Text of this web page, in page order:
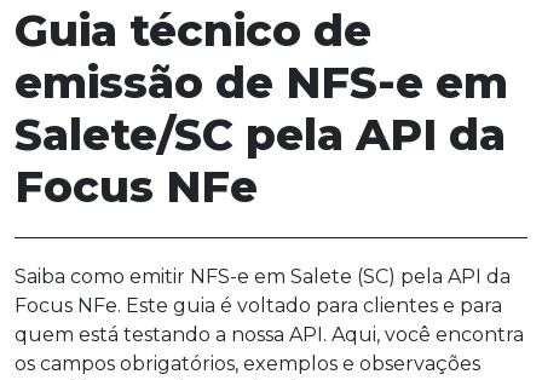
Guia técnico de
emissão de NFS-e em
Salete/SC pela API da
Focus NFe
Saiba como emitir NFS-e em Salete (SC) pela API da
Focus NFe. Este guia é voltado para clientes e para
quem está testando a nossa API. Aqui, você encontra
os campos obrigatórios, exemplos e observações